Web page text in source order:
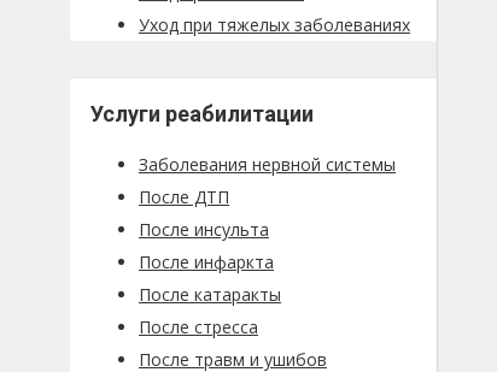
Уход при тяжелых заболеваниях
Услуги реабилитации
Заболевания нервной системы
После ДТП
После инсульта
После инфаркта
После катаракты
После стресса
После травм и ушибов